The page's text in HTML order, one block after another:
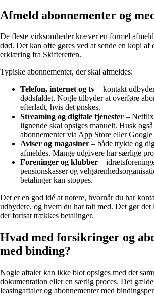
Afmeld abonnementer og
De fleste virksomheder kræver en formel
død. Det kan ofte gøres ved at sende en kopi af
erklæring fra Skifteretten.
Typiske abonnementer, der skal afmeldes:
Telefon, internet og tv – kontakt
dødsfaldet. Nogle tilbyder at overføre
efterladt, hvis det ønskes.
Streaming og digitale tjenester –
lignende skal opsiges manuelt. Husk
abonnementer via App Store eller Google
Aviser og magasiner – både trykte og
afmeldes. Mange udgivere har særlige
Foreninger og klubber –
pensionskasser og
betalinger kan stoppes.
Det er en god idé at notere, hvornår du har
udbydere, og hvem du har talt med. Det gør det
der fortsat trækkes betalinger.
Hvad med forsikringer og
med binding?
Nogle aftaler kan ikke blot opsiges med det
dokumentation eller en særlig proces. Det
leasingaftaler og abonnementer med